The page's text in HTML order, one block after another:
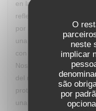
O
neste
implicar
são
por
en las que intuyes sus
reflejando su formación,
por la cocina. La salida
una detallada
con lo que vas
Nos deleitamos con “Le
del recetario francés
protagonista, “Sur le
una ensalada de